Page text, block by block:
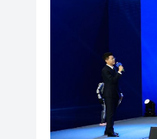
梁
山
瀋